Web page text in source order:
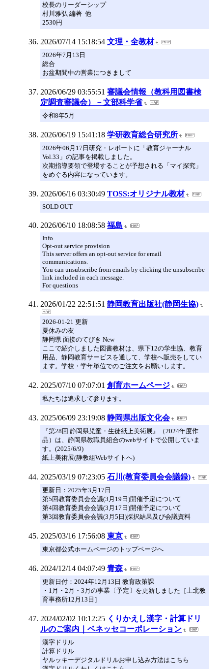
校長のリーダーシップ
村川雅弘 編著 他
2530円
2026/07/14 15:18:54 文理・全教材
2026年7月13日
総合
お盆期間中の営業につきまして
2026/06/29 03:55:51 審議会情報（教科用図書検
定調査審議会）－文部科学省
令和8年5月
2026/06/19 15:41:18 学研教育総合研究所
2026年06月17日研究・レポートに「教育ジャーナル
Vol.33」の記事を掲載しました。
次期指導要領で登場することが予想される「マイ探究」
をめぐる内容になっています。
2026/06/16 03:30:49 TOSS:オリジナル教材
SOLD OUT
2026/06/10 18:08:58 福島
Info
Opt-out service provision
This server offers an opt-out service for email
communications.
You can unsubscribe from emails by clicking the unsubscribe
link included in each message.
For questions
2026/01/22 22:51:51 静岡教育出版社(静岡生協)
2026-01-21 更新
夏休みの友
静岡県 面接のてびき New
ここで紹介しました図書教材は、県下12の学生協、教育
用品、静岡教育サービスを通して、学校へ販売をしてい
ます。学校・学年単位でのご注文をお願いします。
2025/07/10 07:07:01 創育ホームページ
私たちは追求して参ります。
2025/06/09 23:19:08 静岡県出版文化会
『第28回 静岡県児童・生徒紙上美術展』（2024年度作
品）は、静岡県教職員組合のwebサイトで公開していま
す。(2025/6/9)
紙上美術展(静教組Webサイトへ)
2025/03/19 07:23:05 石川(教育委員会会議録)
更新日：2025年3月17日
第5回教育委員会会議(3月19日)開催予定について
第4回教育委員会会議(3月17日)開催予定について
第3回教育委員会会議(3月5日)採択結果及び会議資料
2025/03/16 17:56:08 東京
東京都公式ホームページのトップページへ
2024/12/14 04:07:49 青森
更新日付：2024年12月13日 教育政策課
・1月・2月・3月の事業〔予定〕を更新しました［上北教
育事務所12月13日］
2024/02/02 10:12:25 くりかえし漢字・計算ドリ
ルのご案内｜ベネッセコーポレーション
漢字ドリル
計算ドリル
ヤルッキーデジタルドリルお申し込み方法はこちら